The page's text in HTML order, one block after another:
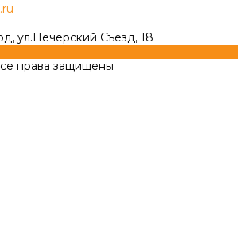
ул.Печерский Съезд, 18
права защищены